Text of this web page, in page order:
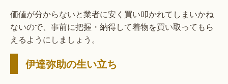
価値が分からないと業者に安く買い叩かれてしまいかね
ないので、事前に把握・納得して着物を買い取ってもら
えるようにしましょう。
伊達弥助の生い立ち